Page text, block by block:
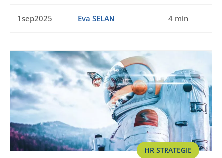
1sep2025 Eva SELAN 4 min
HR STRATEGIE